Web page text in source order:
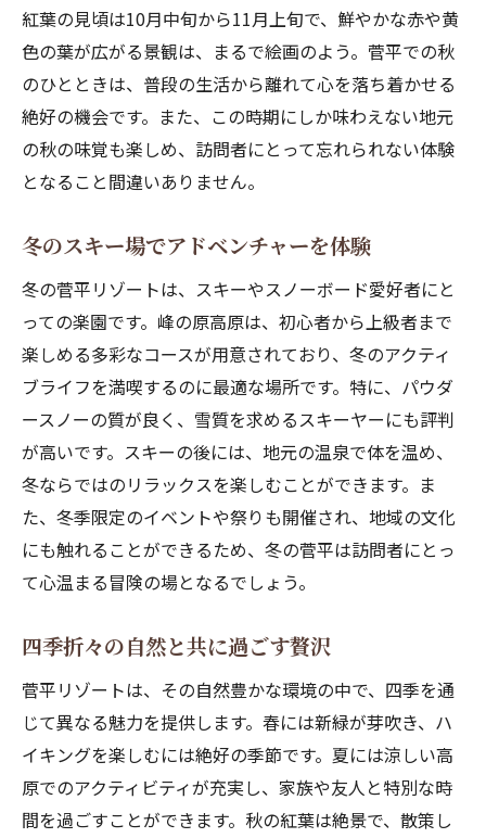
紅葉の見頃は10月中旬から11月上旬で、鮮やかな赤や黄
色の葉が広がる景観は、まるで絵画のよう。菅平での秋
のひとときは、普段の生活から離れて心を落ち着かせる
絶好の機会です。また、この時期にしか味わえない地元
の秋の味覚も楽しめ、訪問者にとって忘れられない体験
となること間違いありません。
冬のスキー場でアドベンチャーを体験
冬の菅平リゾートは、スキーやスノーボード愛好者にと
っての楽園です。峰の原高原は、初心者から上級者まで
楽しめる多彩なコースが用意されており、冬のアクティ
ブライフを満喫するのに最適な場所です。特に、パウダ
ースノーの質が良く、雪質を求めるスキーヤーにも評判
が高いです。スキーの後には、地元の温泉で体を温め、
冬ならではのリラックスを楽しむことができます。ま
た、冬季限定のイベントや祭りも開催され、地域の文化
にも触れることができるため、冬の菅平は訪問者にとっ
て心温まる冒険の場となるでしょう。
四季折々の自然と共に過ごす贅沢
菅平リゾートは、その自然豊かな環境の中で、四季を通
じて異なる魅力を提供します。春には新緑が芽吹き、ハ
イキングを楽しむには絶好の季節です。夏には涼しい高
原でのアクティビティが充実し、家族や友人と特別な時
間を過ごすことができます。秋の紅葉は絶景で、散策し